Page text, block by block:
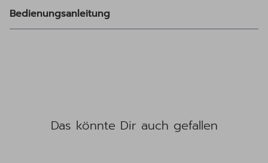
Bedienungsanleitung
Produktgalerie überspringen
Das könnte Dir auch gefallen